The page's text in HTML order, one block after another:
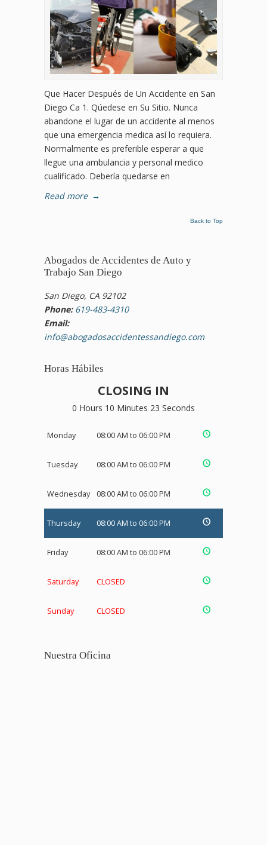
Que Hacer Después de Un Accidente en San
Diego Ca 1. Qúedese en Su Sitio. Nunca
abandone el lugar de un accidente al menos
que una emergencia medica así lo requiera.
Normalmente es preferible esperar a que
llegue una ambulancia y personal medico
cualificado. Debería quedarse en
Read more →
Back to Top
Abogados de Accidentes de Auto y
Trabajo San Diego
San Diego, CA 92102
Phone: 619-483-4310
Email:
info@abogadosaccidentessandiego.com
Horas Hábiles
CLOSING IN
0 Hours 10 Minutes 22 Seconds
Monday 08:00 AM to 06:00 PM
Tuesday 08:00 AM to 06:00 PM
Wednesday 08:00 AM to 06:00 PM
Thursday 08:00 AM to 06:00 PM
Friday 08:00 AM to 06:00 PM
Saturday CLOSED
Sunday CLOSED
Nuestra Oficina